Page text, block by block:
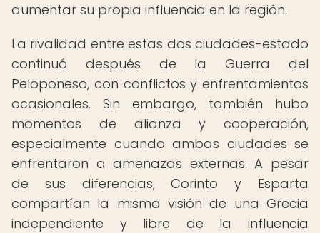
aumentar su propia influencia en la región.
La rivalidad entre estas dos ciudades-estado
continuó después de la Guerra del
Peloponeso, con conflictos y enfrentamientos
ocasionales. Sin embargo, también hubo
momentos de alianza y cooperación,
especialmente cuando ambas ciudades se
enfrentaron a amenazas externas. A pesar
de sus diferencias, Corinto y Esparta
compartían la misma visión de una Grecia
independiente y libre de la influencia